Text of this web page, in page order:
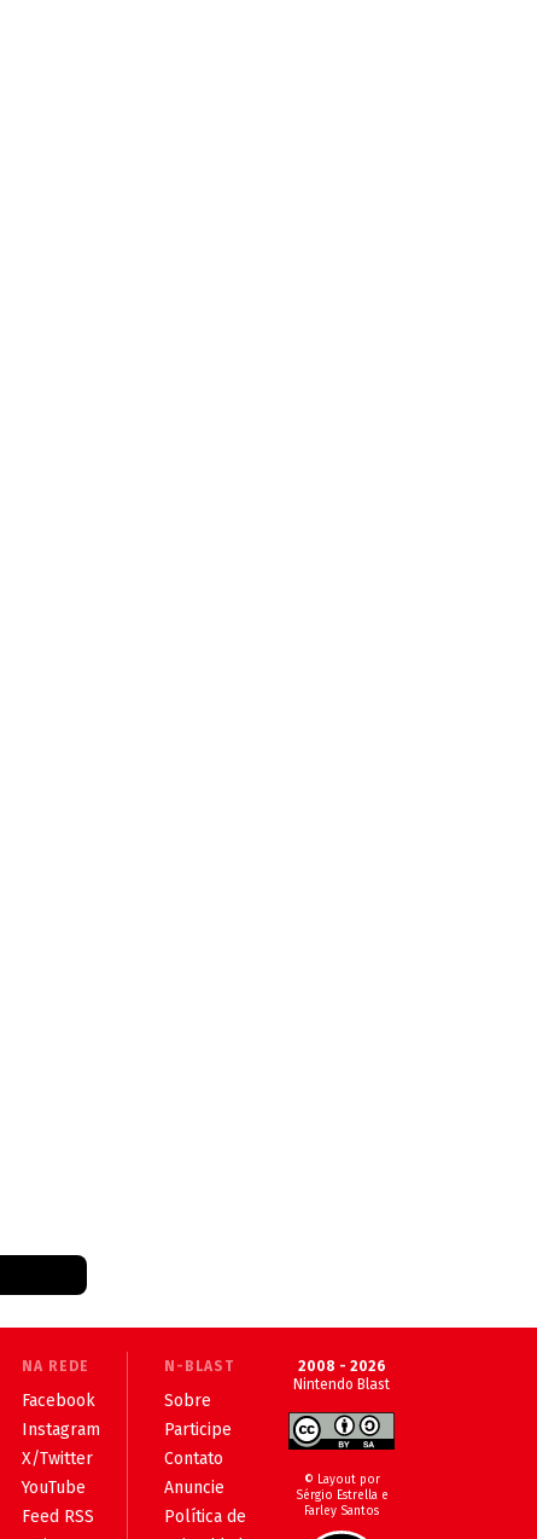
NA REDE
Facebook
Instagram
X/Twitter
YouTube
Feed RSS
N-BLAST
Sobre
Participe
Contato
Anuncie
Política de
2008 - 2026
Nintendo Blast
© Layout por
Sérgio Estrella e
Farley Santos